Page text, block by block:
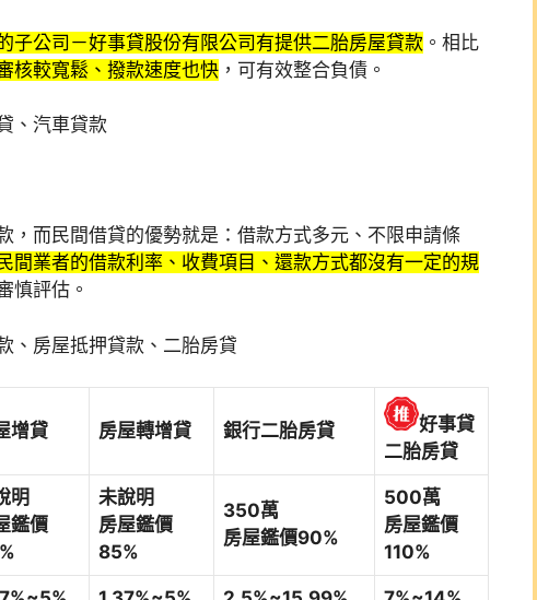
子公司－好事貸股份有限公司有提供二胎房屋貸款 。相比
核較寬鬆、撥款速度也快 ，可有效整合負債。
、汽車貸款
，而民間借貸的優勢就是：借款方式多元、不限申請條
間業者的借款利率、收費項目、還款方式都沒有一定的規
慎評估。
、房屋抵押貸款、二胎房貸
增貸 房屋轉增貸 銀行二胎房貸
好事貸
二胎房貸
明
鑑價
未說明
房屋鑑價
85%
350萬
房屋鑑價90%
500萬
房屋鑑價
110%